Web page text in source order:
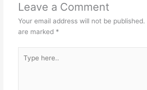
Leave a Comment
Your email address will not be published.
are marked *
here..